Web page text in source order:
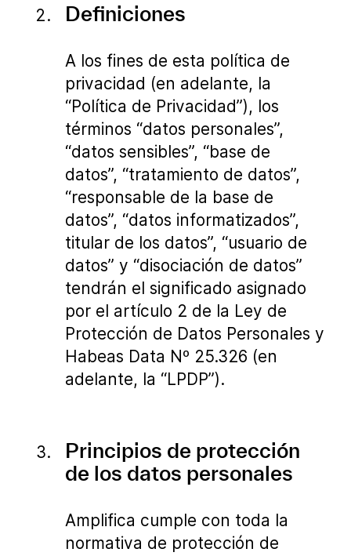
Definiciones
A los fines de esta política de
privacidad (en adelante, la
“Política de Privacidad”), los
términos “datos personales”,
“datos sensibles”, “base de
datos”, “tratamiento de datos”,
“responsable de la base de
datos”, “datos informatizados”,
titular de los datos”, “usuario de
datos” y “disociación de datos”
tendrán el significado asignado
por el artículo 2 de la Ley de
Protección de Datos Personales y
Habeas Data Nº 25.326 (en
adelante, la “LPDP”).
Principios de protección
de los datos personales
Amplifica cumple con toda la
normativa de protección de